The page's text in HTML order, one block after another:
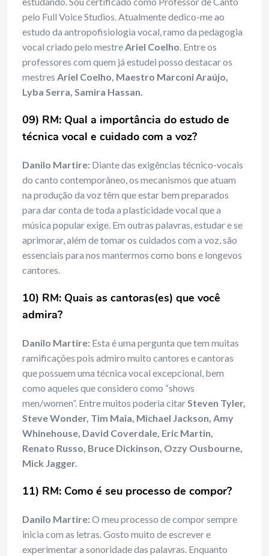
pelo Full Voice Studios. Atualmente dedico-me ao
estudo da antropofisiologia vocal, ramo da pedagogia
vocal criado pelo mestreAriel Coelho. Entre os
professores com quem já estudei posso destacar os
mestres Ariel Coelho, Maestro Marconi Araújo,
Lyba Serra, Samira Hassan.
09) RM: Qual a importância do estudo de
técnica vocal e cuidado com a voz?
Danilo Martire: Diante das exigências técnico-vocais
do canto contemporâneo, os mecanismos que atuam
na produção da voz têm que estar bem preparados
para dar conta de toda a plasticidade vocal que a
música popular exige. Em outras palavras, estudar e se
aprimorar, além de tomar os cuidados com a voz, são
essenciais para nos mantermos como bons e longevos
cantores.
10) RM: Quais as cantoras(es) que você
admira?
Danilo Martire: Esta é uma pergunta que tem muitas
ramificações pois admiro muito cantores e cantoras
que possuem uma técnica vocal excepcional, bem
como aqueles que considero como “shows
men/women”. Entre muitos poderia citarSteven Tyler,
Steve Wonder, Tim Maia, Michael Jackson, Amy
Whinehouse, David Coverdale, Eric Martin,
Renato Russo, Bruce Dickinson, Ozzy Ousbourne,
Mick Jagger.
11) RM: Como é seu processo de compor?
Danilo Martire:O meu processo de compor sempre
inicia com as letras. Gosto muito de escrever e
experimentar a sonoridade das palavras. Enquanto